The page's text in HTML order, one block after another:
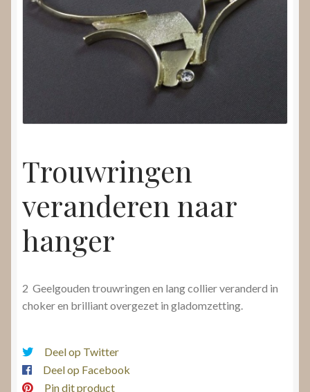
Nieuws
Submenu
uitvouwen
Trouwringen
veranderen naar
hanger
2 Geelgouden trouwringen en lang collier veranderd in
choker en brilliant overgezet in gladomzetting.
Deel op Twitter
Deel op Facebook
Pin dit product